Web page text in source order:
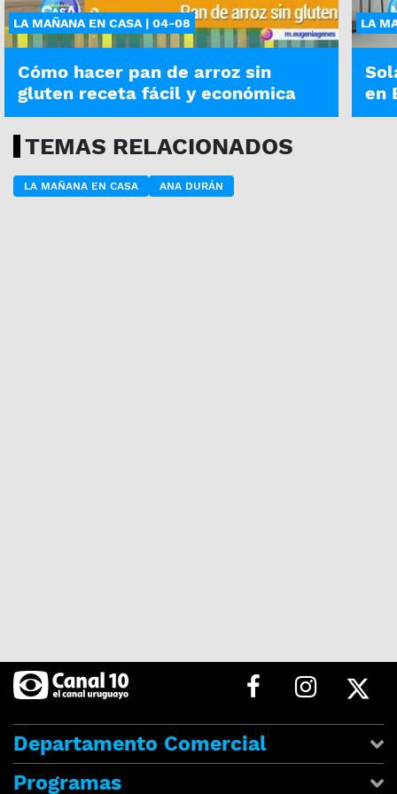
LA MAÑANA EN CASA | 04-08
Cómo hacer pan de arroz sin
gluten receta fácil y económica
LA
en
TEMAS RELACIONADOS
LA MAÑANA EN CASA ANA DURÁN
Departamento Comercial
Programas